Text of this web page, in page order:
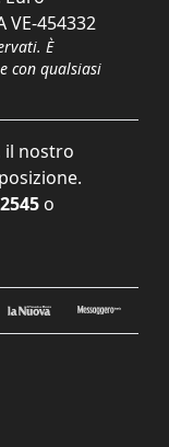
VE-454332
È
con qualsiasi
il nostro
o